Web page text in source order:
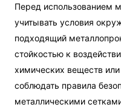
Перед использованием
учитывать условия
подходящий
стойкостью к
химических веществ
соблюдать правила
металлическими